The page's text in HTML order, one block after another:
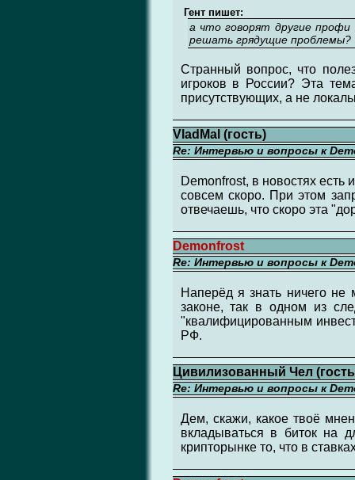
Гент пишет:
а что говорят другие профи
решать грядущие проблемы?
Странный вопрос, что
игроков в России? Эта
присутствующих, а не
VladMal (гость)
Re: Интервью и вопросы к
Demonfrost, в новостях есть
совсем скоро. При этом
отвечаешь, что скоро эта
Demonfrost
Re: Интервью и вопросы к
Наперёд я знать ничего не
законе, так в одном из
"квалифицированным
РФ.
Цивилизованный Чел
Re: Интервью и вопросы к
Дем, скажи, какое твоё
вкладываться в биток на
крипторынке то, что в